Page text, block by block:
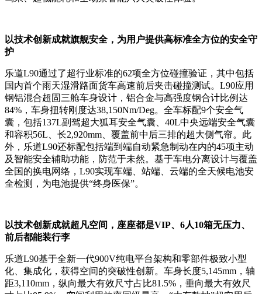
以技术创新成就旗舰安全，为用户提供高标准全方位的安全守
护
乐道L90通过了超行业标准的62项全方位碰撞验证，其中包括
国内首个雨天湿滑路面货车高速前后夹击碰撞测试。L90应用
钢铝混合超固三舱车身设计，铝合金与高强度钢合计比例达
84%，车身扭转刚度达38,150Nm/Deg。全车标配9个安全气
囊，包括137L副驾超大狐耳安全气囊、40L中央远端安全气囊
和容积56L、长2,920mm、覆盖前中后三排的超大侧气帘。此
外，乐道L90还标配包括端到端自动紧急制动在内的45项主动
及智能安全辅助功能，防范于未然。基于车电分离设计与覆盖
全国的换电网络，L90实现车端、站端、云端的全天候电池安
全检测，为电池提供“终身医保”。
以技术创新成就超凡空间， 座座都是VIP、6人10箱无压力、
前后都能装行李
乐道L90基于全新一代900V纯电平台架构和零部件极致小型
化、集成化，获得空间的突破性创新。车身长度5,145mm，轴
距3,110mm，纵向最大有效尺寸占比81.5%，垂向最大有效尺